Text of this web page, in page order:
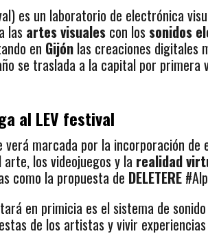
es un laboratorio de electrónica
las artes visuales con los sonidos
en Gijón las creaciones digitales
se traslada a la capital por primera
al LEV festival
verá marcada por la incorporación
los videojuegos y larealidad
como la propuesta de DELETERE
en primicia es el sistema de sonido
de los artistas y vivir